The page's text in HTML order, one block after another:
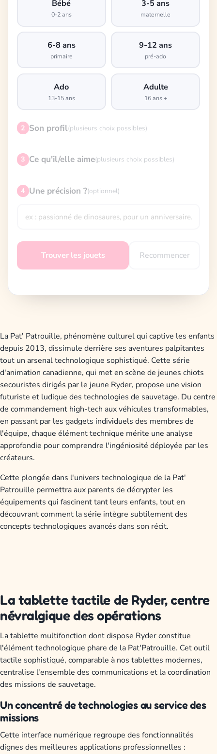
Bébé
0-2 ans
3-5 ans
maternelle
6-8 ans
primaire
9-12 ans
pré-ado
Ado
13-15 ans
Adulte
16 ans +
2 Son profil(plusieurs choix possibles)
3 Ce qu'il/elle aime(plusieurs choix possibles)
4 Une précision ?(optionnel)
Trouver les jouets Recommencer
La Pat' Patrouille, phénomène culturel qui captive les enfants
depuis 2013, dissimule derrière ses aventures palpitantes
tout un arsenal technologique sophistiqué. Cette série
d'animation canadienne, qui met en scène de jeunes chiots
secouristes dirigés par le jeune Ryder, propose une vision
futuriste et ludique des technologies de sauvetage. Du centre
de commandement high-tech aux véhicules transformables,
en passant par les gadgets individuels des membres de
l'équipe, chaque élément technique mérite une analyse
approfondie pour comprendre l'ingéniosité déployée par les
créateurs.
Cette plongée dans l'univers technologique de la Pat'
Patrouille permettra aux parents de décrypter les
équipements qui fascinent tant leurs enfants, tout en
découvrant comment la série intègre subtilement des
concepts technologiques avancés dans son récit.
La tablette tactile de Ryder, centre
névralgique des opérations
La tablette multifonction dont dispose Ryder constitue
l'élément technologique phare de la Pat'Patrouille. Cet outil
tactile sophistiqué, comparable à nos tablettes modernes,
centralise l'ensemble des communications et la coordination
des missions de sauvetage.
Un concentré de technologies au service des
missions
Cette interface numérique regroupe des fonctionnalités
dignes des meilleures applications professionnelles :